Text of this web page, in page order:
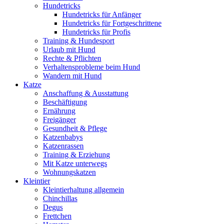
Hundetricks
Hundetricks für Anfänger
Hundetricks für Fortgeschrittene
Hundetricks für Profis
Training & Hundesport
Urlaub mit Hund
Rechte & Pflichten
Verhaltensprobleme beim Hund
Wandern mit Hund
Katze
Anschaffung & Ausstattung
Beschäftigung
Ernährung
Freigänger
Gesundheit & Pflege
Katzenbabys
Katzenrassen
Training & Erziehung
Mit Katze unterwegs
Wohnungskatzen
Kleintier
Kleintierhaltung allgemein
Chinchillas
Degus
Frettchen